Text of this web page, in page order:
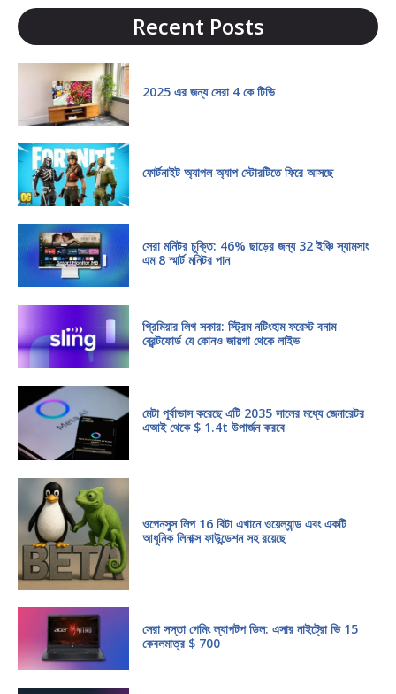
Recent Posts
2025 এর জন্য সেরা 4 কে টিভি
ফোর্টনাইট অ্যাপল অ্যাপ স্টোরটিতে ফিরে আসছে
সেরা মনিটর চুক্তি: 46% ছাড়ের জন্য 32 ইঞ্চি স্যামসাং
এম 8 স্মার্ট মনিটর পান
প্রিমিয়ার লিগ সকার: স্ট্রিম নটিংহাম ফরেস্ট বনাম
ব্রেন্টফোর্ড যে কোনও জায়গা থেকে লাইভ
মেটা পূর্বাভাস করেছে এটি 2035 সালের মধ্যে জেনারেটর
এআই থেকে $ 1.4t উপার্জন করবে
ওপেনসুস লিপ 16 বিটা এখানে ওয়েল্যান্ড এবং একটি
আধুনিক লিনাক্স ফাউন্ডেশন সহ রয়েছে
সেরা সস্তা গেমিং ল্যাপটপ ডিল: এসার নাইট্রো ভি 15
কেবলমাত্র $ 700